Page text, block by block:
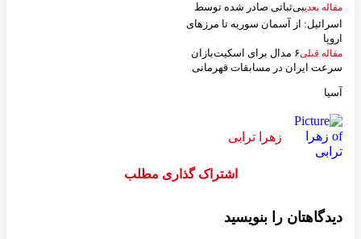
مقاله بعدیبی‌ثباتی صادر شده توسط
اسرائیل: از آسمان سوریه تا مرزهای
اروپا
مقاله قبلی
۶ مدال برای اسکیت‌بازان
سرعت ایران در مسابقات قهرمانی
آسیا
زهرا ترابی
اشتراک گذاری مطلب
دیدگاهتان را بنویسید